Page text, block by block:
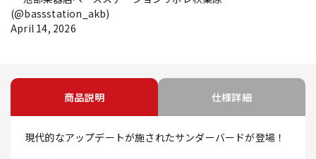
(@bassstation_akb)
April 14, 2026
商品説明 仕様詳細
現代的なアップデートが施されたサンダーバードが登場！